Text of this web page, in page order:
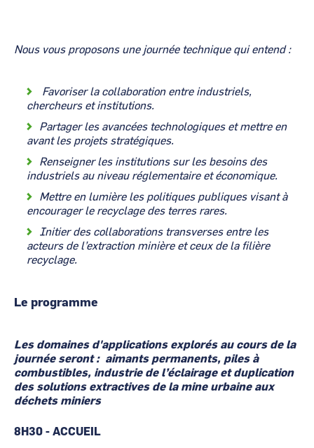
Nous vous proposons une journée technique qui entend :
Favoriser la collaboration entre industriels,
chercheurs et institutions.
Partager les avancées technologiques et mettre en
avant les projets stratégiques.
Renseigner les institutions sur les besoins des
industriels au niveau réglementaire et économique.
Mettre en lumière les politiques publiques visant à
encourager le recyclage des terres rares.
Initier des collaborations transverses entre les
acteurs de l’extraction minière et ceux de la filière
recyclage.
Le programme
Les domaines d'applications explorés au cours de la
journée seront : aimants permanents, piles à
combustibles, industrie de l’éclairage et duplication
des solutions extractives de la mine urbaine aux
déchets miniers
8H30 - ACCUEIL